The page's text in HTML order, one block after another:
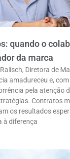
quando o
da marca
Diretora de
amadureceu e,
pela atenção
Contratos
os resultados
à diferença